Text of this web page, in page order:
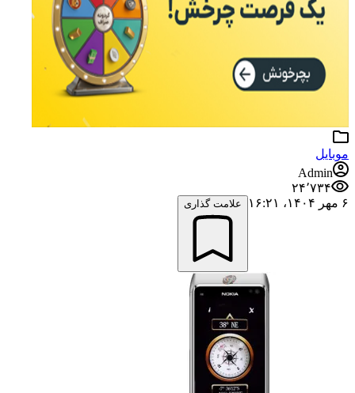
موبایل
Admin
۲۴٬۷۳۴
۶ مهر ۱۴۰۴،‏ ۱۶:۲۱
علامت گذاری